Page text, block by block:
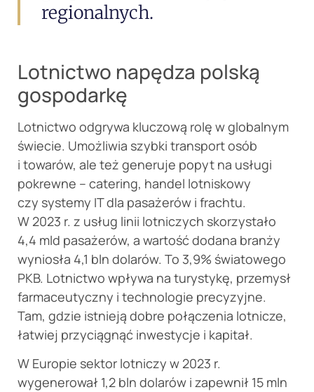
regionalnych.
Lotnictwo napędza polską
gospodarkę
Lotnictwo odgrywa kluczową rolę w globalnym
świecie. Umożliwia szybki transport osób
i towarów, ale też generuje popyt na usługi
pokrewne – catering, handel lotniskowy
czy systemy IT dla pasażerów i frachtu.
W 2023 r. z usług linii lotniczych skorzystało
4,4 mld pasażerów, a wartość dodana branży
wyniosła 4,1 bln dolarów. To 3,9% światowego
PKB. Lotnictwo wpływa na turystykę, przemysł
farmaceutyczny i technologie precyzyjne.
Tam, gdzie istnieją dobre połączenia lotnicze,
łatwiej przyciągnąć inwestycje i kapitał.
W Europie sektor lotniczy w 2023 r.
wygenerował 1,2 bln dolarów i zapewnił 15 mln